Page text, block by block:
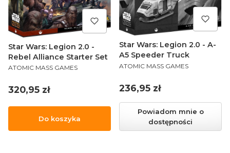
Star Wars: Legion 2.0 -
Rebel Alliance Starter Set
PRODUCENT
ATOMIC MASS GAMES
Cena
320,95 zł
Do koszyka
Star Wars: Legion 2.0 - A-
A5 Speeder Truck
PRODUCENT
ATOMIC MASS GAMES
Cena
236,95 zł
Powiadom mnie o
dostępności